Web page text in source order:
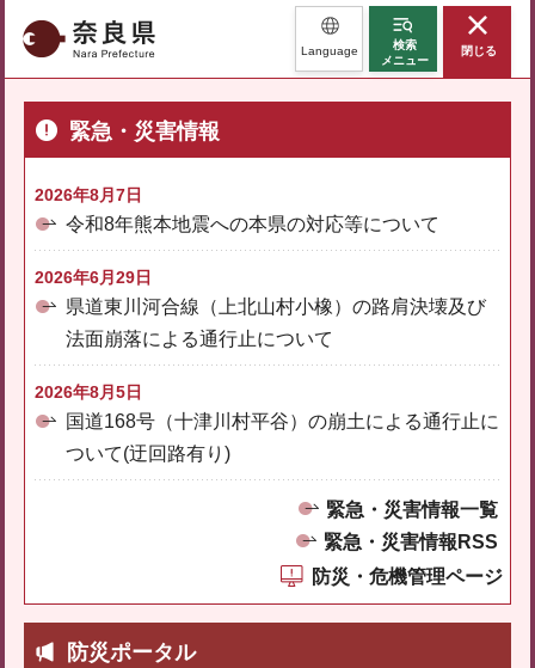
奈良県 Language
検索
メニュー
閉じる
緊急・災害情報
2026年8月7日
令和8年熊本地震への本県の対応等について
2026年6月29日
県道東川河合線（上北山村小橡）の路肩決壊及び
法面崩落による通行止について
2026年8月5日
国道168号（十津川村平谷）の崩土による通行止に
ついて(迂回路有り)
緊急・災害情報一覧
緊急・災害情報RSS
防災・危機管理ページ
防災ポータル